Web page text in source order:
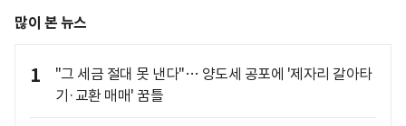
많이 본 뉴스
1
"그 세금 절대 못 낸다"… 양도세 공포에 '제자리 갈아타
기·교환 매매' 꿈틀